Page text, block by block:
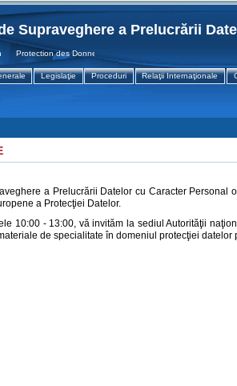
Supraveghere a Prelucrării
des Donnees
Legislaţie Proceduri Relaţii Internaţionale
a Prelucrării Datelor cu Caracter Personal
a Protecţiei Datelor.
10:00 - 13:00, vă invităm la sediul Autorităţii
de specialitate în domeniul protecţiei datelor